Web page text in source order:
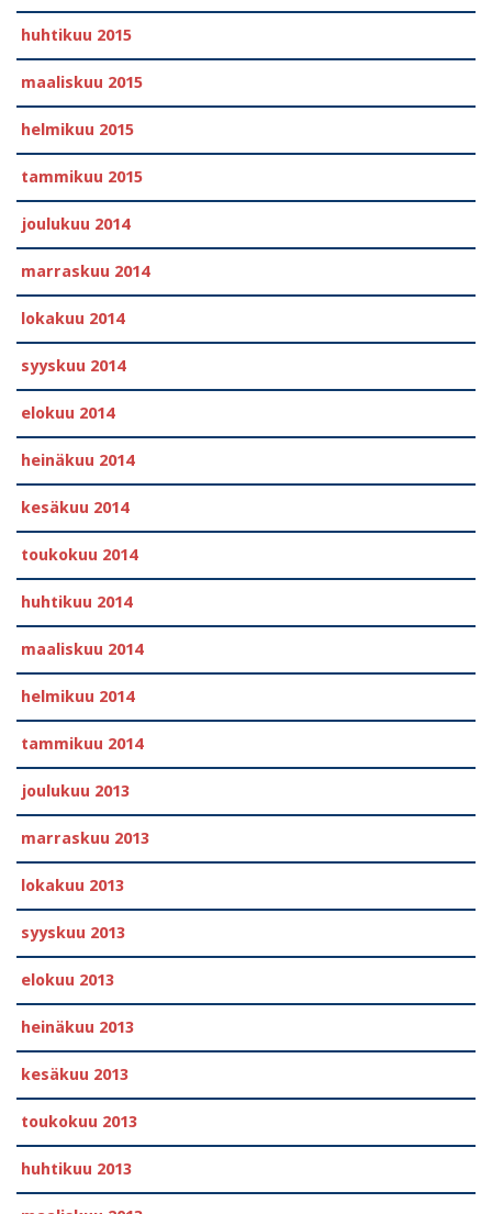
huhtikuu 2015
maaliskuu 2015
helmikuu 2015
tammikuu 2015
joulukuu 2014
marraskuu 2014
lokakuu 2014
syyskuu 2014
elokuu 2014
heinäkuu 2014
kesäkuu 2014
toukokuu 2014
huhtikuu 2014
maaliskuu 2014
helmikuu 2014
tammikuu 2014
joulukuu 2013
marraskuu 2013
lokakuu 2013
syyskuu 2013
elokuu 2013
heinäkuu 2013
kesäkuu 2013
toukokuu 2013
huhtikuu 2013